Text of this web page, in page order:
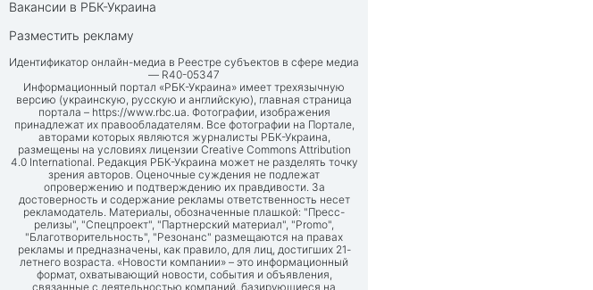
Вакансии в РБК-Украина
Разместить рекламу
Идентификатор онлайн-медиа в Реестре субъектов в сфере медиа
— R40-05347
Информационный портал «РБК-Украина» имеет трехязычную
версию (украинскую, русскую и английскую), главная страница
портала – https://www.rbc.ua. Фотографии, изображения
принадлежат их правообладателям. Все фотографии на Портале,
авторами которых являются журналисты РБК-Украина,
размещены на условиях лицензии Creative Commons Attribution
4.0 International. Редакция РБК-Украина может не разделять точку
зрения авторов. Оценочные суждения не подлежат
опровержению и подтверждению их правдивости. За
достоверность и содержание рекламы ответственность несет
рекламодатель. Материалы, обозначенные плашкой: "Пресс-
релизы", "Спецпроект", "Партнерский материал", "Promo",
"Благотворительность", "Резонанс" размещаются на правах
рекламы и предназначены, как правило, для лиц, достигших 21-
летнего возраста. «Новости компании» – это информационный
формат, охватывающий новости, события и объявления,
связанные с деятельностью компаний, базирующиеся на